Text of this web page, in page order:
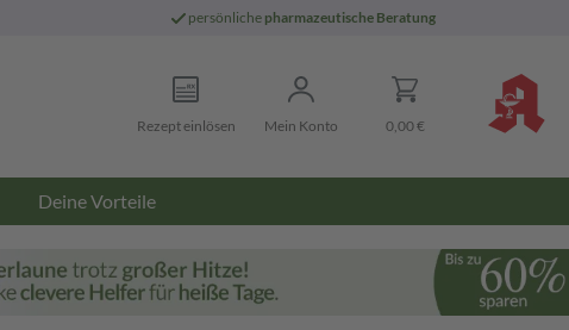
persönliche pharmazeutische Beratung
Rezept einlösen Mein Konto 0,00 €
Deine Vorteile